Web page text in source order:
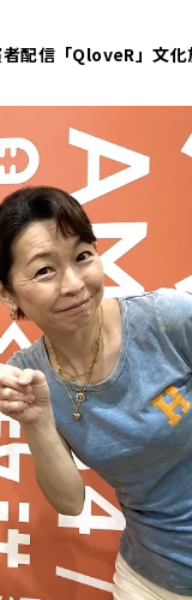
配信「QloveR」文化